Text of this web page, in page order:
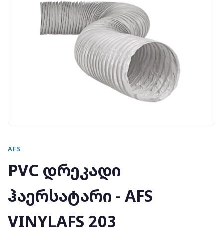
AFS
PVC დრეკადი
ჰაერსატარი - AFS
VINYLAFS 203